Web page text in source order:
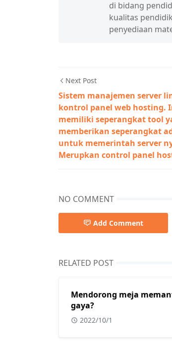
di bidang
kualitas
penyediaan
Next Post
Sistem manajemen server
kontrol panel web hosting.
memiliki seperangkat tool
memberikan seperangkat
untuk memerintah server
Merupkan control panel
NO COMMENT
Add Comment
RELATED POST
Mendorong meja
gaya?
2022/10/1